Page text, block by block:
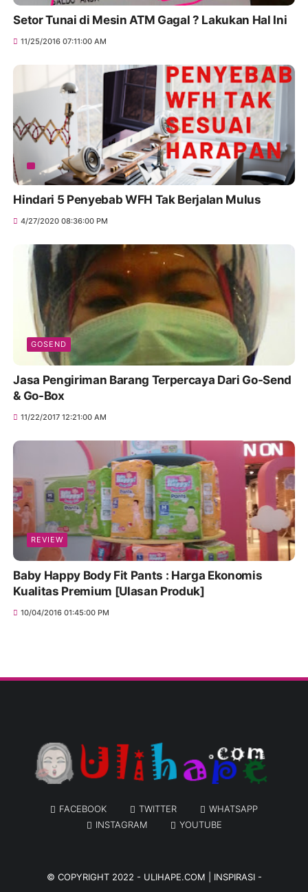
Setor Tunai di Mesin ATM Gagal ? Lakukan Hal Ini
11/25/2016 07:11:00 AM
Hindari 5 Penyebab WFH Tak Berjalan Mulus
4/27/2020 08:36:00 PM
GOSEND
Jasa Pengiriman Barang Terpercaya Dari Go-Send
& Go-Box
11/22/2017 12:21:00 AM
REVIEW
Baby Happy Body Fit Pants : Harga Ekonomis
Kualitas Premium [Ulasan Produk]
10/04/2016 01:45:00 PM
FACEBOOK TWITTER
WHATSAPP
INSTAGRAM
YOUTUBE
© COPYRIGHT 2022 - ULIHAPE.COM | INSPIRASI -